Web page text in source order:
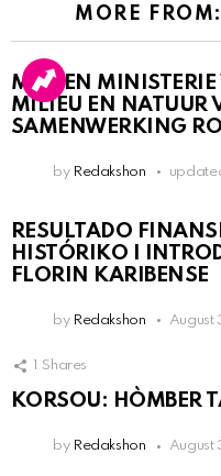
MORE FROM:
MDC EN
MILIEU EN NATUUR
SAMENWERKING
by Redakshon
RESULTADO
HISTÓRIKO I
FLORIN KARIBENSE
by Redakshon August
1 Shares
KORSOU: HÒMBER
by Redakshon August